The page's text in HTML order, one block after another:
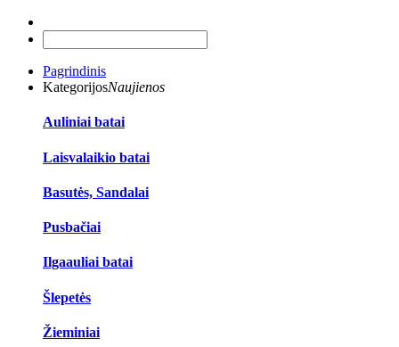
Pagrindinis
KategorijosNaujienos
Auliniai batai
Laisvalaikio batai
Basutės, Sandalai
Pusbačiai
Ilgaauliai batai
Šlepetės
Žieminiai